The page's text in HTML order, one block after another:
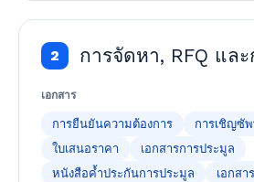
2 การจัดหา, RFQ แล
เอกสาร
การยืนยันความต้องการ
การเชิญซั
ใบเสนอราคา
เอกสารการประมูล
หนังสือค้ำประกันการประมูล
เอกสา